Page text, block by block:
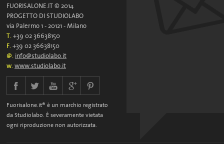
FUORISALONE.IT © 2014
PROGETTO DI STUDIOLABO
via Palermo 1 - 20121 - Milano
T.+39 02 36638150
F.+39 02 36638150
@.info@studiolabo.it
w.www.studiolabo.it
Fuorisalone.it® è un marchio registrato
da Studiolabo. È severamente vietata
ogni riproduzione non autorizzata.